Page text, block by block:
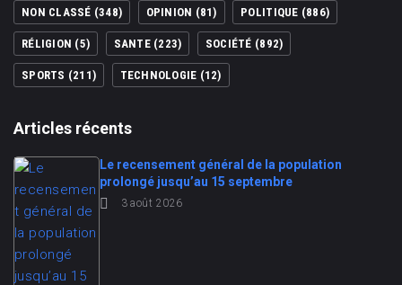
NON CLASSÉ (348) OPINION (81) POLITIQUE (886)
RÉLIGION (5) SANTE(223) SOCIÉTÉ (892)
SPORTS (211) TECHNOLOGIE (12)
Articles récents
Le recensement général de la population
prolongé jusqu’au 15 septembre
3 août 2026